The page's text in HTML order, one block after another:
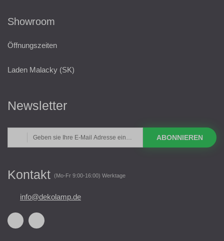
Showroom
Öffnungszeiten
Laden Malacky (SK)
Newsletter
ABONNIEREN
Kontakt (Mo-Fr 9:00-16:00) Werktage
info@dekolamp.de